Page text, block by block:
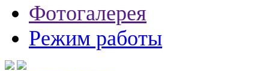
Фотогалерея
Режим работы